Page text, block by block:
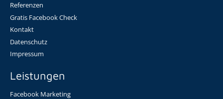
Referenzen
Gratis Facebook Check
Kontakt
Datenschutz
Impressum
Leistungen
Facebook Marketing